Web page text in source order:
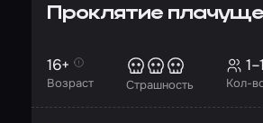
Проклятие
Возраст
16+
Страшность Кол-